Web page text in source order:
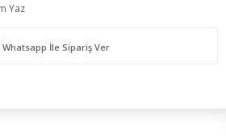
Yaz
Whatsapp İle Sipariş Ver